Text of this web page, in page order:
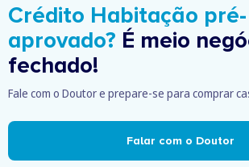
Crédito Habitação pré-
aprovado? É meio
fechado!
Fale com o Doutor e prepare-se para comprar
Falar com o Doutor